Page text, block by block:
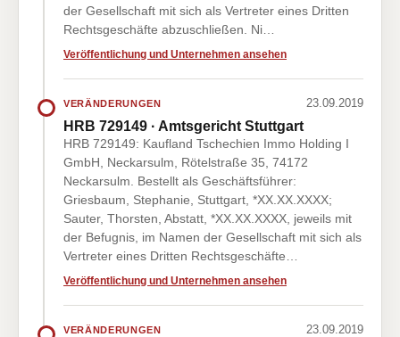
der Gesellschaft mit sich als Vertreter eines Dritten
Rechtsgeschäfte abzuschließen. Ni…
Veröffentlichung und Unternehmen ansehen
VERÄNDERUNGEN 23.09.2019
HRB 729149 · Amtsgericht Stuttgart
HRB 729149: Kaufland Tschechien Immo Holding I
GmbH, Neckarsulm, Rötelstraße 35, 74172
Neckarsulm. Bestellt als Geschäftsführer:
Griesbaum, Stephanie, Stuttgart, *XX.XX.XXXX;
Sauter, Thorsten, Abstatt, *XX.XX.XXXX, jeweils mit
der Befugnis, im Namen der Gesellschaft mit sich als
Vertreter eines Dritten Rechtsgeschäfte…
Veröffentlichung und Unternehmen ansehen
VERÄNDERUNGEN 23.09.2019